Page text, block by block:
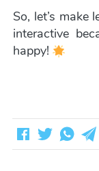
So, let’s make
interactive
happy!